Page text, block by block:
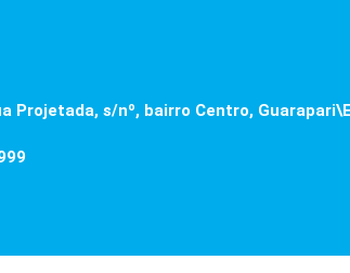
Projetada, s/nº, bairro Centro,